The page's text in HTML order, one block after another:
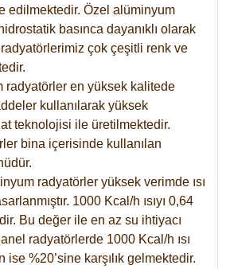
edilmektedir. Özel alüminyum
basınca dayanıklı olarak
çok çeşitli renk ve
radyatörler en yüksek kalitede
kullanılarak yüksek
teknolojisi ile üretilmektedir.
bina içerisinde kullanılan
radyatörler yüksek verimde ısı
1000 Kcal/h ısıyı 0,64
Bu değer ile en az su ihtiyacı
radyatörlerde 1000 Kcal/h ısı
ise %20’sine karşılık gelmektedir.